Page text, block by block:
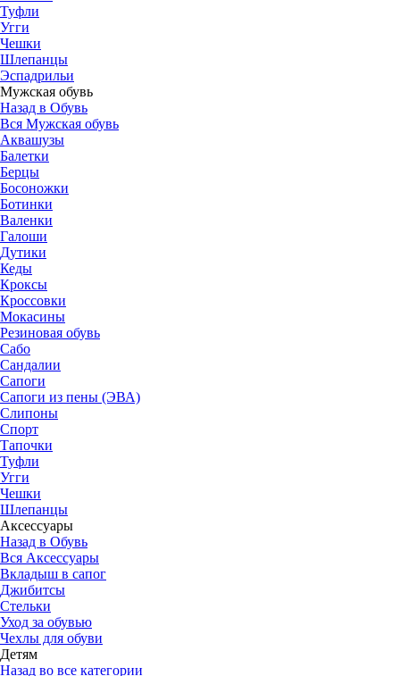
Туфли
Угги
Чешки
Шлепанцы
Эспадрильи
Мужская обувь
Назад в Обувь
Вся Мужская обувь
Аквашузы
Балетки
Берцы
Босоножки
Ботинки
Валенки
Галоши
Дутики
Кеды
Кроксы
Кроссовки
Мокасины
Резиновая обувь
Сабо
Сандалии
Сапоги
Сапоги из пены (ЭВА)
Слипоны
Спорт
Тапочки
Туфли
Угги
Чешки
Шлепанцы
Аксессуары
Назад в Обувь
Вся Аксессуары
Вкладыш в сапог
Джибитсы
Стельки
Уход за обувью
Чехлы для обуви
Детям
Назад во все категории